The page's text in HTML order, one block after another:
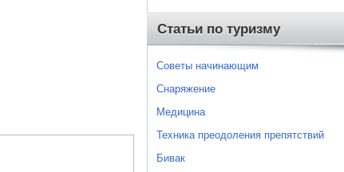
Статьи по туризму
Советы начинающим
Снаряжение
Медицина
Техника преодоления препятствий
Бивак